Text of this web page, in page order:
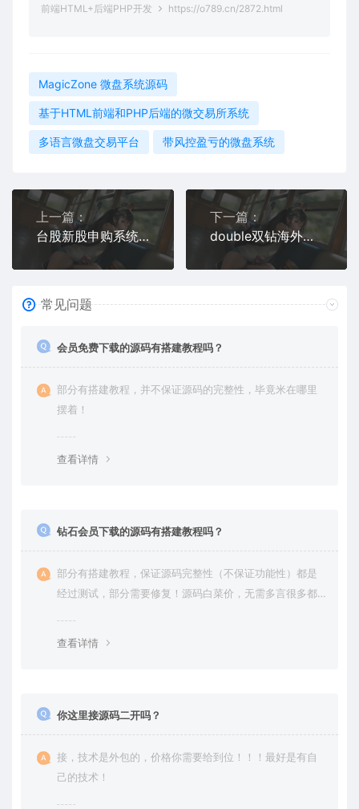
前端HTML+后端PHP开发 https://o789.cn/2872.html
MagicZone 微盘系统源码
基于HTML前端和PHP后端的微交易所系统
多语言微盘交易平台 带风控盈亏的微盘系统
上一篇：
台股新股申购系统源码开发 | 支持折扣申购 + 自动化计划任务 + UniApp前端架构
下一篇：
double双钻海外竞猜游戏源码/黑白红颜色竞猜下注源码/带自动下单机器人/前端vue编译后+后端PHP
常见问题
会员免费下载的源码有搭建教程吗？
部分有搭建教程，并不保证源码的完整性，毕竟米在哪里
摆着！
查看详情
钻石会员下载的源码有搭建教程吗？
部分有搭建教程，保证源码完整性（不保证功能性）都是
经过测试，部分需要修复！源码白菜价，无需多言很多都
查看详情
你这里接源码二开吗？
接，技术是外包的，价格你需要给到位！！！最好是有自
己的技术！